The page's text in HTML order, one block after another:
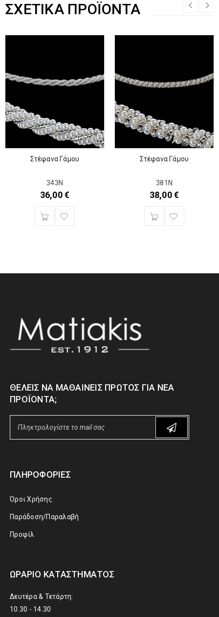
ΣΧΕΤΙΚΆ ΠΡΟΪΌΝΤΑ
Στέφανα Γάμου
343Ν
36,00€
Στέφανα Γάμου
381Ν
38,00€
ΘΈΛΕΙΣ ΝΑ ΜΑΘΑΊΝΕΙΣ ΠΡΏΤΟΣ ΓΙΑ ΝΈΑ
ΠΡΟΪΌΝΤΑ;
ΠΛΗΡΟΦΟΡΊΕΣ
Όροι Χρήσης
Παράδοση/Παραλαβή
Προφίλ
ΩΡΆΡΙΟ ΚΑΤΑΣΤΉΜΑΤΟΣ
Δευτέρα & Τετάρτη:
10.30 - 14.30